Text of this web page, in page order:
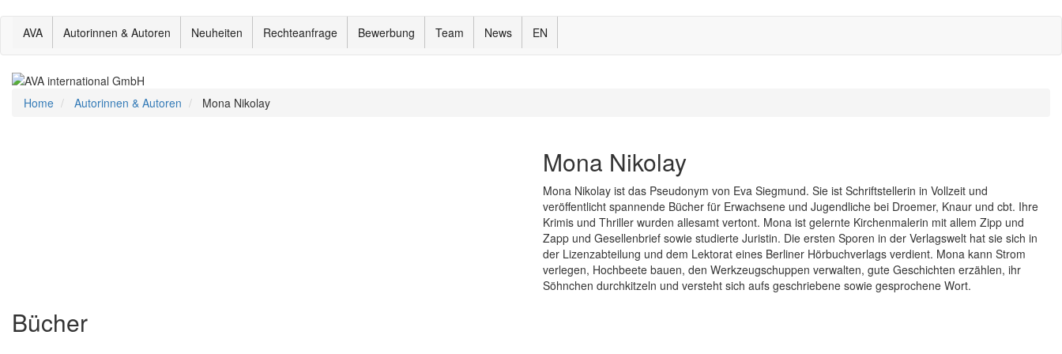
Inhalt
AVA Autorinnen & Autoren Neuheiten Rechteanfrage Bewerbung Team News EN
Home Autorinnen & Autoren Mona Nikolay
Mona Nikolay
Mona Nikolay ist das Pseudonym von Eva Siegmund. Sie ist Schriftstellerin in Vollzeit und
veröffentlicht spannende Bücher für Erwachsene und Jugendliche bei Droemer, Knaur und cbt. Ihre
Krimis und Thriller wurden allesamt vertont. Mona ist gelernte Kirchenmalerin mit allem Zipp und
Zapp und Gesellenbrief sowie studierte Juristin. Die ersten Sporen in der Verlagswelt hat sie sich in
der Lizenzabteilung und dem Lektorat eines Berliner Hörbuchverlags verdient. Mona kann Strom
verlegen, Hochbeete bauen, den Werkzeugschuppen verwalten, gute Geschichten erzählen, ihr
Söhnchen durchkitzeln und versteht sich aufs geschriebene sowie gesprochene Wort.
Bücher